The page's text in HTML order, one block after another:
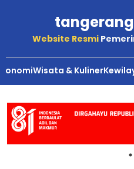
Website Resmi
Wisata & Kuliner